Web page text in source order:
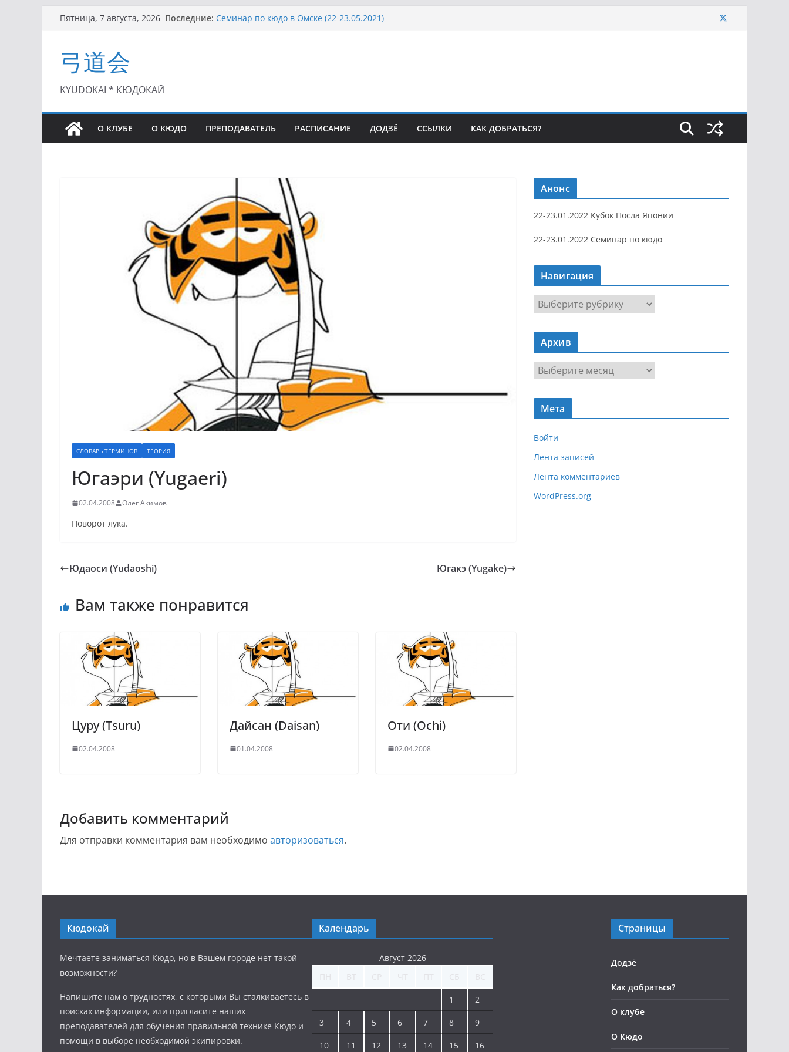
Перейти
Пятница, 7 августа, 2026 Последние: Семинар по кюдо в Омске (22-23.05.2021)
弓道会
KYUDOKAI * КЮДОКАЙ
О КЛУБЕ О КЮДО ПРЕПОДАВАТЕЛЬ РАСПИСАНИЕ ДОДЗЁ ССЫЛКИ КАК ДОБРАТЬСЯ?
СЛОВАРЬ ТЕРМИНОВ ТЕОРИЯ
Югаэри (Yugaeri)
02.04.2008 Олег Акимов
Поворот лука.
Юдаоси (Yudaoshi) Югакэ (Yugake)
Вам также понравится
Цуру (Tsuru)
02.04.2008
Дайсан (Daisan)
01.04.2008
Оти (Ochi)
02.04.2008
Добавить комментарий
Для отправки комментария вам необходимо авторизоваться.
Анонс
22-23.01.2022 Кубок Посла Японии
22-23.01.2022 Семинар по кюдо
Навигация
Н
а
в
г
я
Архив
р
х
Мета
Войти
Лента записей
Лента комментариев
WordPress.org
Кюдокай
Мечтаете заниматься Кюдо, но в Вашем городе нет такой
возможности?
Напишите нам о трудностях, с которыми Вы сталкиваетесь в
поисках информации, или пригласите наших
преподавателей для обучения правильной технике Кюдо и
помощи в выборе необходимой экипировки.
Календарь
Август 2026
1 2
3 4 5 6 7 8 9
10 11 12 13 14 15 16
Страницы
Додзё
Как добраться?
О клубе
О Кюдо